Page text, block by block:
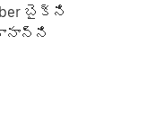
బైక్‌ని